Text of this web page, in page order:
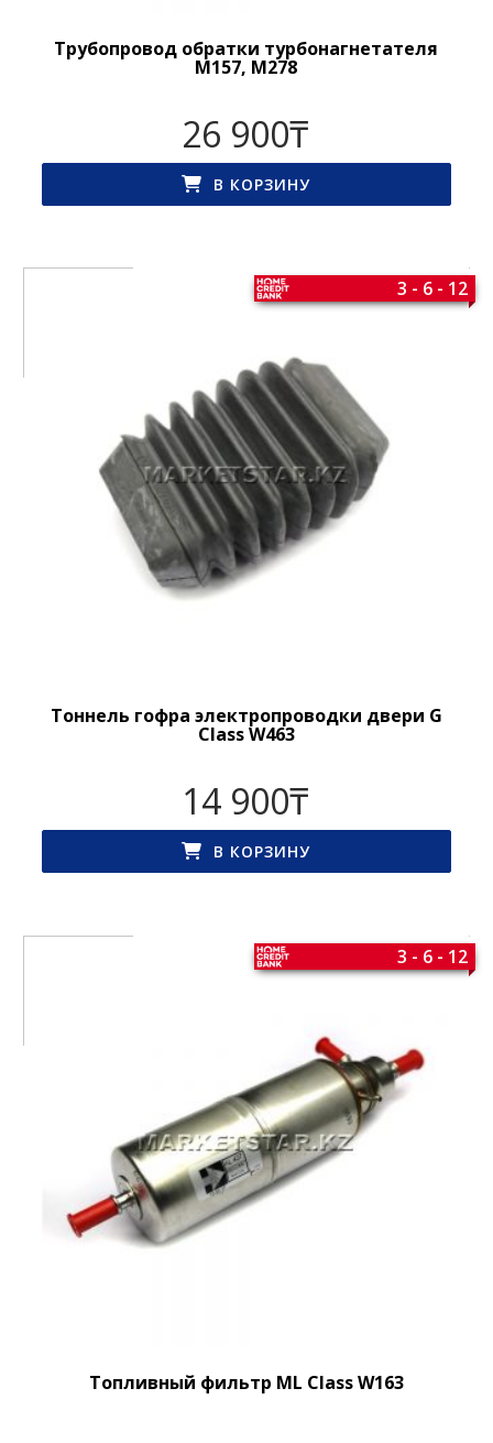
Трубопровод обратки турбонагнетателя
M157, M278
26 900₸
В КОРЗИНУ
Тоннель гофра электропроводки двери G
Class W463
3 - 6 - 12
14 900₸
В КОРЗИНУ
Топливный фильтр ML Class W163
3 - 6 - 12